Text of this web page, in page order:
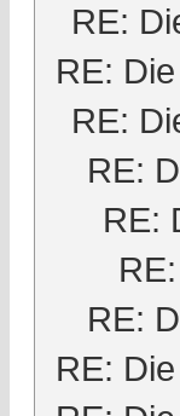
RE:
RE:
RE:
RE:
RE:
RE:
RE: